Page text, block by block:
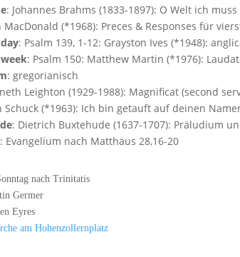
: Johannes Brahms (1833-1897): O Welt ich
MacDonald (*1968): Preces & Responses für
: Psalm 139, 1-12: Grayston Ives (*1948):
: Psalm 150: Matthew Martin (*1976):
: gregorianisch
Leighton (1929-1988): Magnificat (second
Schuck (*1963): Ich bin getauft auf deinen
: Dietrich Buxtehude (1637-1707): Präludium
: Evangelium nach Matthäus 28,16-20
nach Trinitatis
Germer
Eyres
am Hohenzollernplatz